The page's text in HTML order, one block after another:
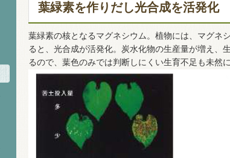
葉緑素を作りだし光合成を活発化
葉緑素の核となるマグネシウム。植物には、マグネ
ると、光合成が活発化。炭水化物の生産量が増え、
るので、葉色のみでは判断しにくい生育不足も未然